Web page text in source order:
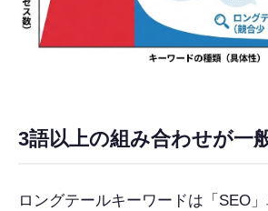
3語以上の組み合わせが一
ロングテールキーワードは「SEO」